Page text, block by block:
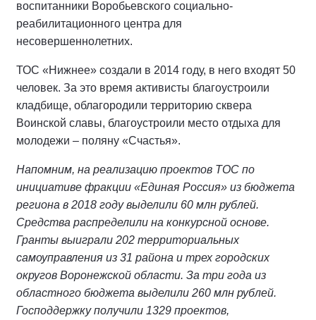
воспитанники Воробьевского социально-
реабилитационного центра для
несовершеннолетних.
ТОС «Нижнее» создали в 2014 году, в него входят 50
человек. За это время активисты благоустроили
кладбище, облагородили территорию сквера
Воинской славы, благоустроили место отдыха для
молодежи – поляну «Счастья».
Напомним, на реализацию проектов ТОС по
инициативе фракции «Единая Россия» из бюджета
региона в 2018 году выделили 60 млн рублей.
Средства распределили на конкурсной основе.
Гранты выиграли 202 территориальных
самоуправления из 31 района и трех городских
округов Воронежской области. За три года из
областного бюджета выделили 260 млн рублей.
Господдержку получили 1329 проектов,